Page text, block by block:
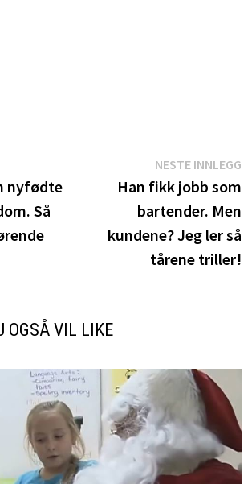
Forrige
innlegg:
nyfødte
Så
NESTE INNLEGG
Han fikk jobb som
bartender. Men
kundene? Jeg ler så
tårene triller!
OGSÅ VIL LIKE